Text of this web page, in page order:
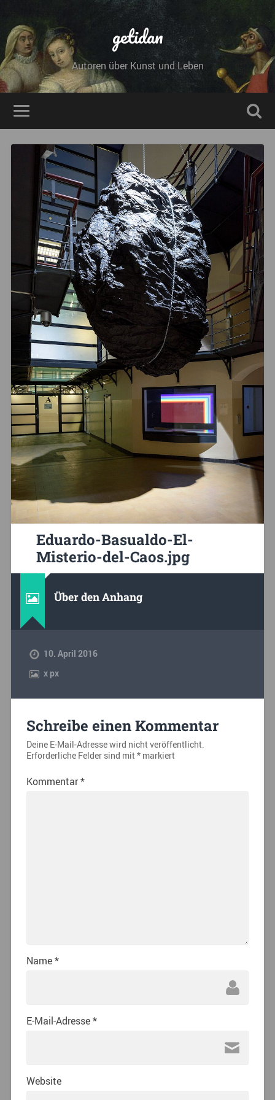
getidan
Autoren über Kunst und Leben
Eduardo-Basualdo-El-
Misterio-del-Caos.jpg
Über den Anhang
10. April 2016
xpx
Schreibe einen Kommentar
Deine E-Mail-Adresse wird nicht veröffentlicht.
Erforderliche Felder sind mit*markiert
Kommentar*
Name*
E-Mail-Adresse*
Website